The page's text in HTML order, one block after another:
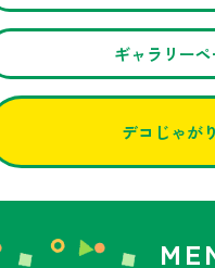
ギャラリー
デコじゃが